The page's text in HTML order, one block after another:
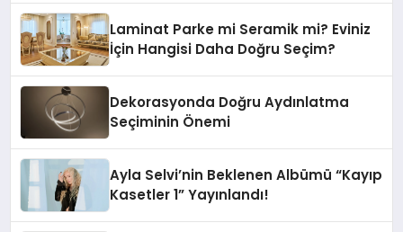
Laminat Parke mi Seramik mi? Eviniz
İçin Hangisi Daha Doğru Seçim?
Dekorasyonda Doğru Aydınlatma
Seçiminin Önemi
Ayla Selvi’nin Beklenen Albümü “Kayıp
Kasetler 1” Yayınlandı!